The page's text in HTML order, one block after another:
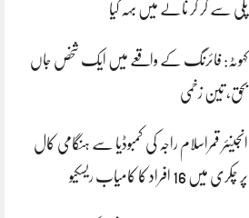
پلی سے گر کر نالے میں بہہ گیا
کہوٹہ: فائرنگ کے واقعے میں ایک شخص جاں
بحق، تین زخمی
انجینئر قمراسلام راجہ کی کمبوڈیا سے ہنگامی کال
پر چکری میں 16 افراد کا کامیاب ریسکیو